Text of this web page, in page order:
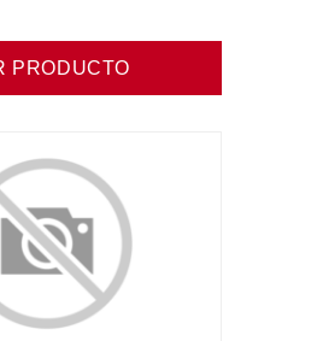
PRODUCTO